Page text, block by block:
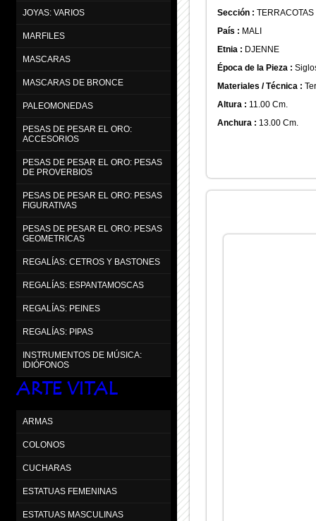
Sección : TERRACOTAS
País : MALI
Etnia : DJENNE
Época de la Pieza :
Materiales / Técnica :
Altura : 11.00 Cm.
Anchura : 13.00 Cm.
JOYAS: VARIOS
MARFILES
MASCARAS
MASCARAS DE BRONCE
PALEOMONEDAS
PESAS DE PESAR EL ORO:
ACCESORIOS
PESAS DE PESAR EL ORO: PESAS
DE PROVERBIOS
PESAS DE PESAR EL ORO: PESAS
FIGURATIVAS
PESAS DE PESAR EL ORO: PESAS
GEOMETRICAS
REGALÍAS: CETROS Y BASTONES
REGALÍAS: ESPANTAMOSCAS
REGALÍAS: PEINES
REGALÍAS: PIPAS
INSTRUMENTOS DE MÚSICA:
IDIÓFONOS
ARTE VITAL
ARMAS
COLONOS
CUCHARAS
ESTATUAS FEMENINAS
ESTATUAS MASCULINAS